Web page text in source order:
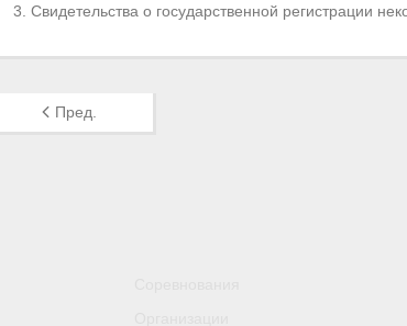
3. Свидетельства о государственной регистрации
Пред.